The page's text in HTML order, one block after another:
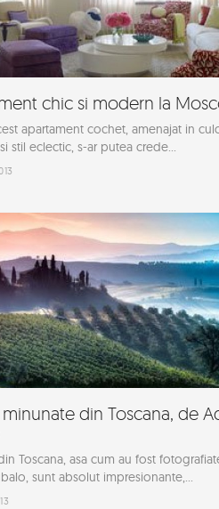
chic si modern la
apartament cochet, amenajat in
stil eclectic, s-ar putea crede...
minunate din Toscana, de
Toscana, asa cum au fost
sunt absolut impresionante,...